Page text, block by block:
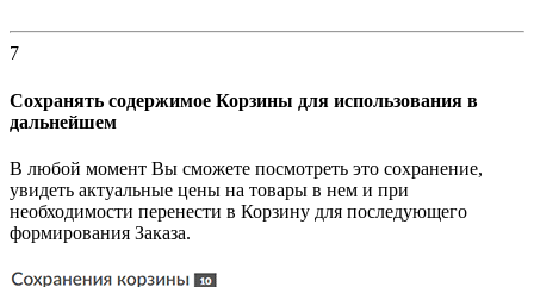
7
Сохранять содержимое Корзины для использования в
дальнейшем
В любой момент Вы сможете посмотреть это сохранение,
увидеть актуальные цены на товары в нем и при
необходимости перенести в Корзину для последующего
формирования Заказа.